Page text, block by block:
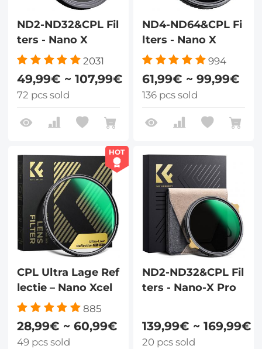
ND2-ND32&CPL Fil
ters - Nano X
2031
49,99€ ~ 107,99€
72 pcs sold
ND4-ND64&CPL Fi
lters - Nano X
994
61,99€ ~ 99,99€
136 pcs sold
HOT
CPL Ultra Lage Ref
lectie – Nano Xcel
885
28,99€ ~ 60,99€
49 pcs sold
ND2-ND32&CPL Fil
ters - Nano-X Pro
139,99€ ~ 169,99€
20 pcs sold